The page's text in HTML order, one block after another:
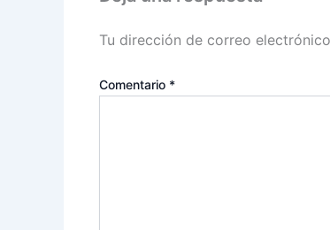
Tu dirección de correo
Comentario *